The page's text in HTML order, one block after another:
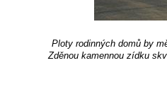
Ploty rodinných domů by
Zděnou kamennou zídku